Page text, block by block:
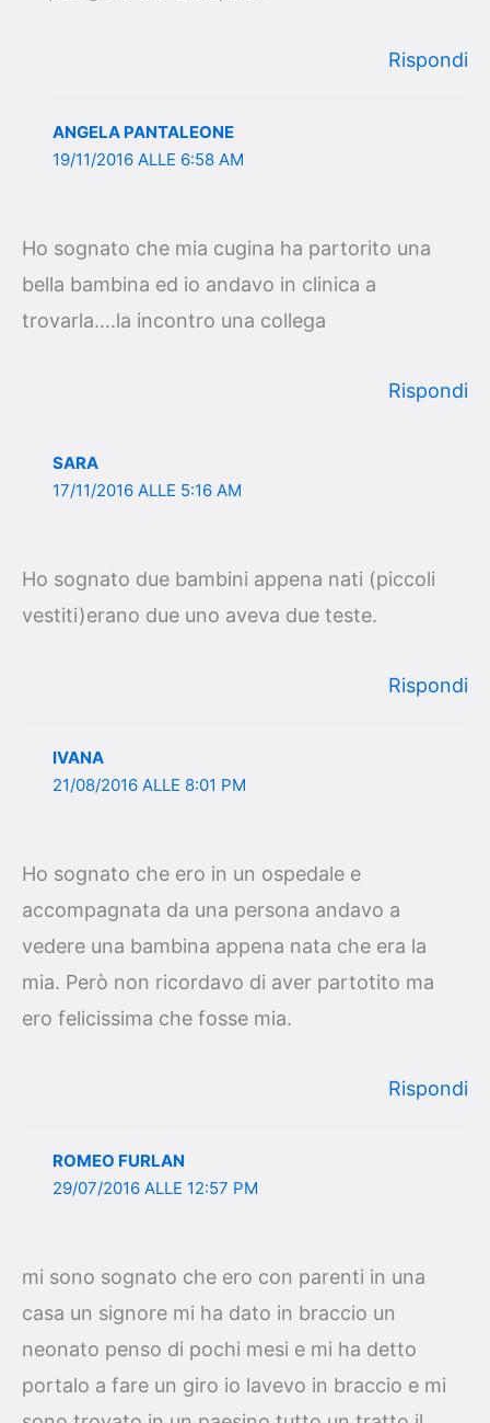
Rispondi
ANGELA PANTALEONE
19/11/2016 ALLE 6:58 AM
Ho sognato che mia cugina ha partorito una
bella bambina ed io andavo in clinica a
trovarla….la incontro una collega
Rispondi
SARA
17/11/2016 ALLE 5:16 AM
Ho sognato due bambini appena nati (piccoli
vestiti)erano due uno aveva due teste.
Rispondi
IVANA
21/08/2016 ALLE 8:01 PM
Ho sognato che ero in un ospedale e
accompagnata da una persona andavo a
vedere una bambina appena nata che era la
mia. Però non ricordavo di aver partotito ma
ero felicissima che fosse mia.
Rispondi
ROMEO FURLAN
29/07/2016 ALLE 12:57 PM
mi sono sognato che ero con parenti in una
casa un signore mi ha dato in braccio un
neonato penso di pochi mesi e mi ha detto
portalo a fare un giro io lavevo in braccio e mi